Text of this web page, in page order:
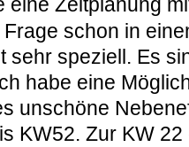
eine Zeitplanung
schon in
sehr speziell. Es
habe eine
unschöne
KW52. Zur KW